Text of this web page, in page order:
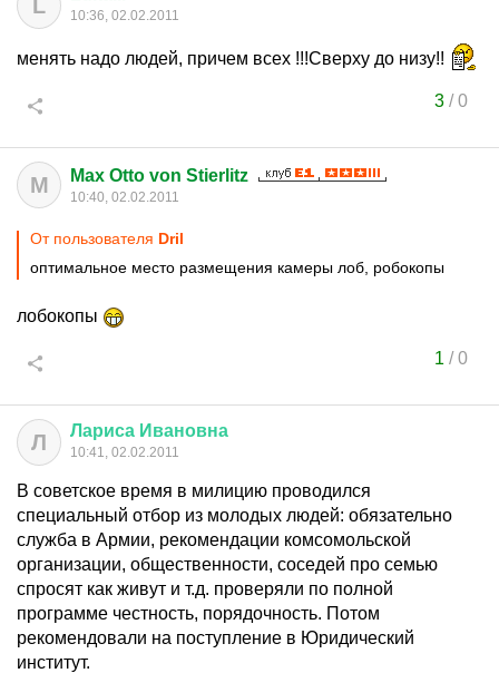
L 10:36, 02.02.2011
менять надо людей, причем всех !!!Сверху до низу!!
3/0
M Max Otto von Stierlitz
10:40, 02.02.2011
От пользователя Dril
оптимальное место размещения камеры лоб, робокопы
лобокопы
1 /0
Л Лариса Ивановна
10:41, 02.02.2011
В советское время в милицию проводился
специальный отбор из молодых людей: обязательно
служба в Армии, рекомендации комсомольской
организации, общественности, соседей про семью
спросят как живут и т.д. проверяли по полной
программе честность, порядочность. Потом
рекомендовали на поступление в Юридический
институт.